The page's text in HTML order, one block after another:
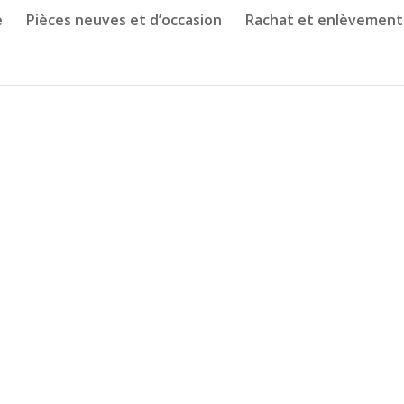
Pièces neuves et d’occasion Rachat et enlèvement